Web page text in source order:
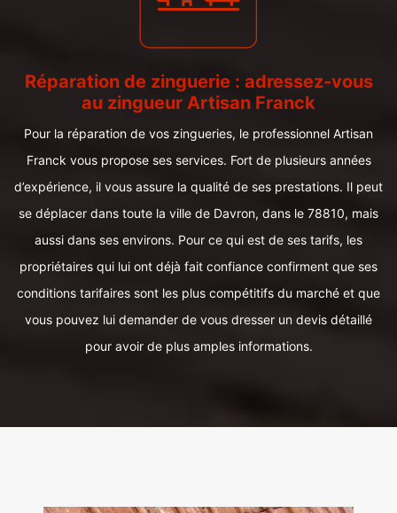
Réparation de zinguerie : adressez-vous
au zingueur Artisan Franck
Pour la réparation de vos zingueries, le professionnel Artisan
Franck vous propose ses services. Fort de plusieurs années
d’expérience, il vous assure la qualité de ses prestations. Il peut
se déplacer dans toute la ville de Davron, dans le 78810, mais
aussi dans ses environs. Pour ce qui est de ses tarifs, les
propriétaires qui lui ont déjà fait confiance confirment que ses
conditions tarifaires sont les plus compétitifs du marché et que
vous pouvez lui demander de vous dresser un devis détaillé
pour avoir de plus amples informations.